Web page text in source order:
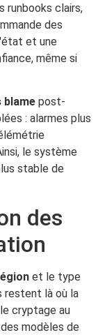
runbooks clairs,
des
et une
même si
blame post-
: alarmes plus
le système
stable de
des
et le type
restent là où la
cryptage au
modèles de